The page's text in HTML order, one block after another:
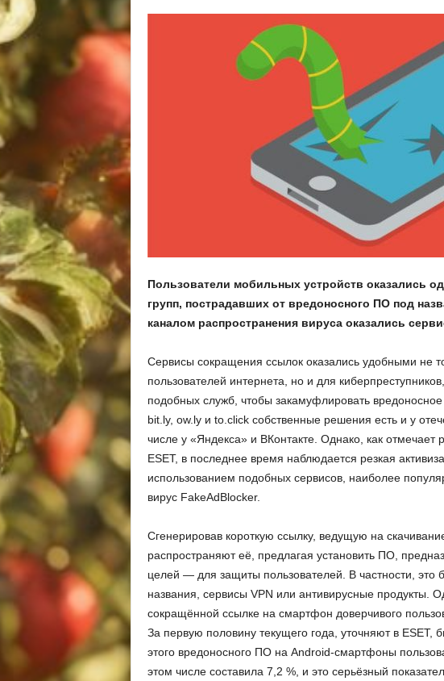
Пользователи мобильных устройств оказались
групп, пострадавших от вредоносного ПО под
каналом распространения вируса оказались
Сервисы сокращения ссылок оказались удобными не
пользователей интернета, но и для
подобных служб, чтобы закамуфлировать
bit.ly, ow.ly и to.click собственные решения есть и у
числе у «Яндекса» и ВКонтакте. Однако, как отмечает
ESET, в последнее время наблюдается резкая
использованием подобных сервисов, наиболее
вирус FakeAdBlocker.
Сгенерировав короткую ссылку, ведущую на
распространяют её, предлагая установить ПО,
целей — для защиты пользователей. В частности, это
названия, сервисы VPN или антивирусные продукты.
сокращённой ссылке на смартфон доверчивого
За первую половину текущего года, уточняют в ESET,
этого вредоносного ПО на Android-смартфоны
этом числе составила 7,2 %, и это серьёзный